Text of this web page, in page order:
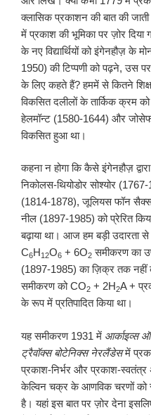
क्लासिक प्रकाशन की बात की
में प्रकाश की भूमिका पर ज़ोर दिया
के नए विद्यार्थियों को इंगेनहौज़ के
1950) की टिप्पणी को पढ़ने, उस
के लिए कहते हैं? हममें से कितने
विकसित दलीलों के तार्किक क्रम
हेलमॉन्ट (1580-1644) और
विकसित हुआ था।
कहना न होगा कि कैसे इंगेनहौज़
निकोलस-थियोडोर सोश्योर
(1814-1878), जूलियस फॉन
नील (1897-1985) को प्रेरित
बढ़ाया था। आज हम बड़ी उदारता
C6H12O6 + 6O2 समीकरण का
(1897-1985) का ज़िक्र तक
समीकरण को CO2 + 2H2A +
के रूप में प्रतिपादित किया था।
यह समीकरण 1931 में आर्काइव्स
ट्रैवॉक्स बोटेनिक्स नेरलैंडेसमें
प्रकाश-निर्भर और प्रकाश-
केल्विन चक्र के आणविक चरणों को
है। यहां इस बात पर ज़ोर देना